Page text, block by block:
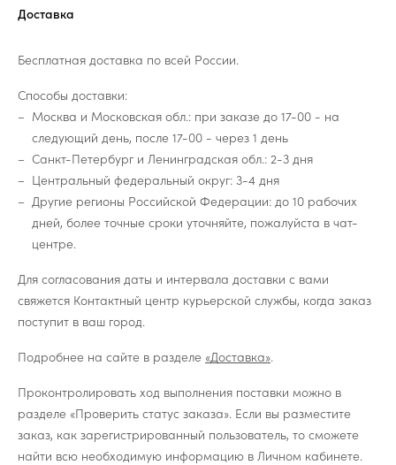
Доставка
Бесплатная доставка по всей России.
Способы доставки:
Москва и Московская обл.: при заказе до 17-00 - на
следующий день, после 17-00 - через 1 день
Санкт-Петербург и Ленинградская обл.: 2-3 дня
Центральный федеральный округ: 3-4 дня
Другие регионы Российской Федерации: до 10 рабочих
дней, более точные сроки уточняйте, пожалуйста в чат-
центре.
Для согласования даты и интервала доставки с вами
свяжется Контактный центр курьерской службы, когда заказ
поступит в ваш город.
Подробнее на сайте в разделе «Доставка».
Проконтролировать ход выполнения поставки можно в
разделе «Проверить статус заказа». Если вы разместите
заказ, как зарегистрированный пользователь, то сможете
найти всю необходимую информацию в Личном кабинете.